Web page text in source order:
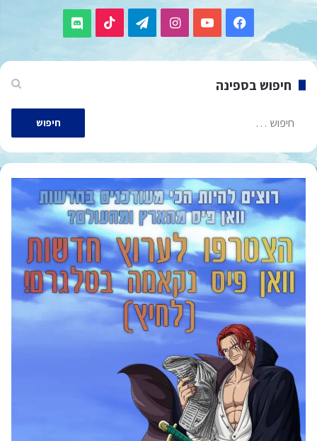
Facebook
YouTube
Instagram
Telegram
TikTok
Discord
חיפוש בספינה
חיפוש: